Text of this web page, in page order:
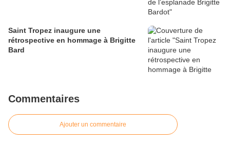
Saint Tropez inaugure une
rétrospective en hommage à Brigitte
Bard
Commentaires
Ajouter un commentaire